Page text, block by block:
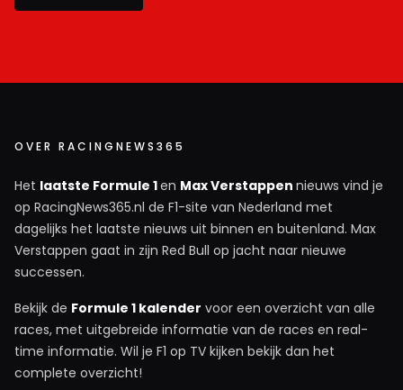
OVER RACINGNEWS365
Het laatste Formule 1en Max Verstappen nieuws vind je
op RacingNews365.nl de F1-site van Nederland met
dagelijks het laatste nieuws uit binnen en buitenland. Max
Verstappen gaat in zijn Red Bull op jacht naar nieuwe
successen.
Bekijk de Formule 1 kalender voor een overzicht van alle
races, met uitgebreide informatie van de races en real-
time informatie. Wil je F1 op TV kijken bekijk dan het
complete overzicht!